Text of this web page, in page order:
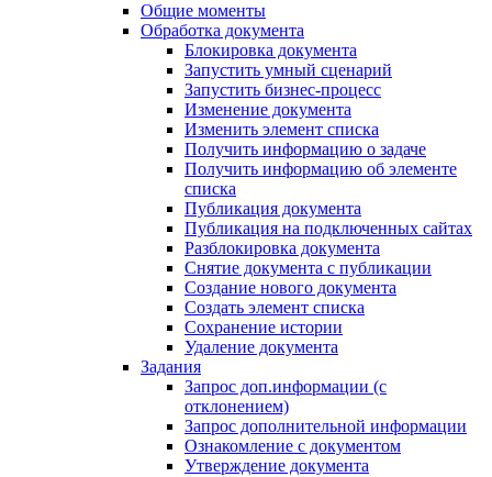
Общие моменты
Обработка документа
Блокировка документа
Запустить умный сценарий
Запустить бизнес-процесс
Изменение документа
Изменить элемент списка
Получить информацию о задаче
Получить информацию об элементе
списка
Публикация документа
Публикация на подключенных сайтах
Разблокировка документа
Снятие документа с публикации
Создание нового документа
Создать элемент списка
Сохранение истории
Удаление документа
Задания
Запрос доп.информации (с
отклонением)
Запрос дополнительной информации
Ознакомление с документом
Утверждение документа